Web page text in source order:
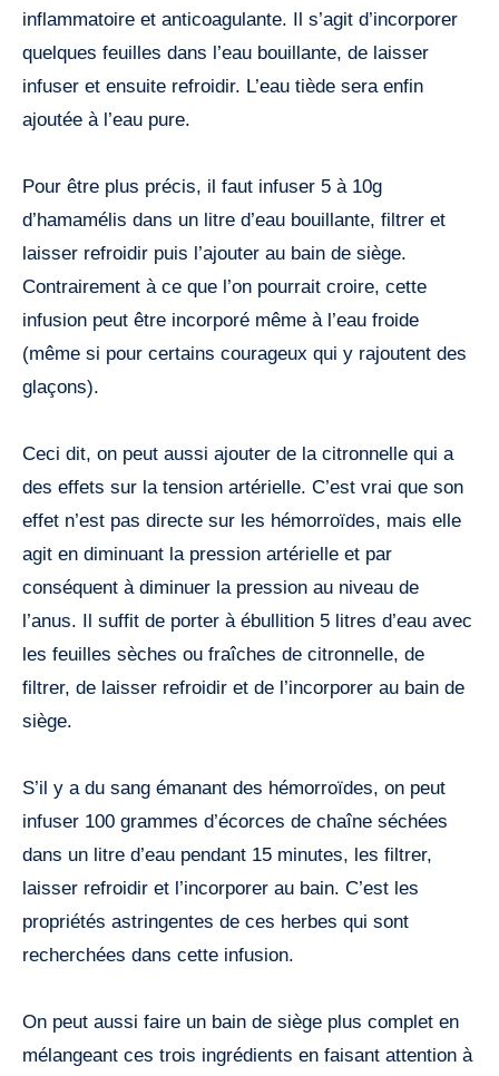
inflammatoire et anticoagulante. Il s’agit d’incorporer
quelques feuilles dans l’eau bouillante, de laisser
infuser et ensuite refroidir. L’eau tiède sera enfin
ajoutée à l’eau pure.
Pour être plus précis, il faut infuser 5 à 10g
d’hamamélis dans un litre d’eau bouillante, filtrer et
laisser refroidir puis l’ajouter au bain de siège.
Contrairement à ce que l’on pourrait croire, cette
infusion peut être incorporé même à l’eau froide
(même si pour certains courageux qui y rajoutent des
glaçons).
Ceci dit, on peut aussi ajouter de la citronnelle qui a
des effets sur la tension artérielle. C’est vrai que son
effet n’est pas directe sur les hémorroïdes, mais elle
agit en diminuant la pression artérielle et par
conséquent à diminuer la pression au niveau de
l’anus. Il suffit de porter à ébullition 5 litres d’eau avec
les feuilles sèches ou fraîches de citronnelle, de
filtrer, de laisser refroidir et de l’incorporer au bain de
siège.
S’il y a du sang émanant des hémorroïdes, on peut
infuser 100 grammes d’écorces de chaîne séchées
dans un litre d’eau pendant 15 minutes, les filtrer,
laisser refroidir et l’incorporer au bain. C’est les
propriétés astringentes de ces herbes qui sont
recherchées dans cette infusion.
On peut aussi faire un bain de siège plus complet en
mélangeant ces trois ingrédients en faisant attention à